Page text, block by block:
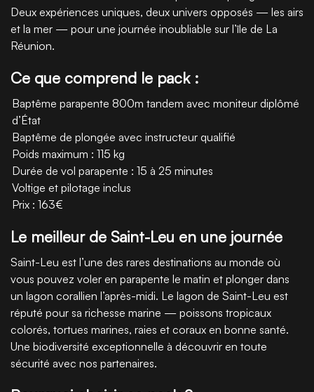
Deux expériences uniques, deux univers opposés — les airs
et la mer — pour une journée inoubliable sur l’île de La
Réunion.
Ce que comprend le pack :
Baptême parapente 800m tandem avec moniteur diplômé
d’État
Baptême de plongée avec instructeur qualifié
Poids maximum : 115 kg
Durée de vol parapente : 15 à 25 minutes
Voltige et pilotage inclus
Prix : 163€
Le meilleur de Saint-Leu en une journée
Saint-Leu est l’une des rares destinations au monde où
vous pouvez voler en parapente le matin et plonger dans
un lagon corallien l’après-midi. Le lagon de Saint-Leu est
réputé pour sa richesse marine — poissons tropicaux
colorés, tortues marines, raies et coraux en bonne santé.
Une biodiversité exceptionnelle à découvrir en toute
sécurité avec nos partenaires.